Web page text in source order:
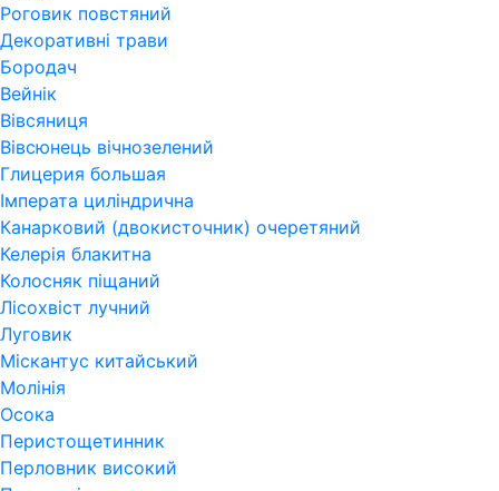
Роговик повстяний
Декоративні трави
Бородач
Вейнік
Вівсяниця
Вівсюнець вічнозелений
Глицерия большая
Імперата циліндрична
Канарковий (двокисточник) очеретяний
Келерія блакитна
Колосняк піщаний
Лісохвіст лучний
Луговик
Міскантус китайський
Молінія
Осока
Перистощетинник
Перловник високий